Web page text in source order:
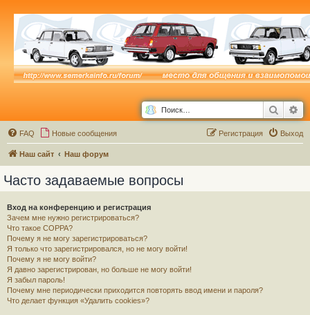
Поиск
FAQ Новые сообщения Выход
Регистрация
Наш сайт Наш форум
Часто задаваемые вопросы
Вход на конференцию и регистрация
Зачем мне нужно регистрироваться?
Что такое COPPA?
Почему я не могу зарегистрироваться?
Я только что зарегистрировался, но не могу войти!
Почему я не могу войти?
Я давно зарегистрирован, но больше не могу войти!
Я забыл пароль!
Почему мне периодически приходится повторять ввод имени и пароля?
Что делает функция «Удалить cookies»?